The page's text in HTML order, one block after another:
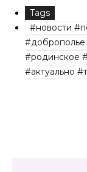
Tags
#новости
#доброполье
#родинское
#актуально